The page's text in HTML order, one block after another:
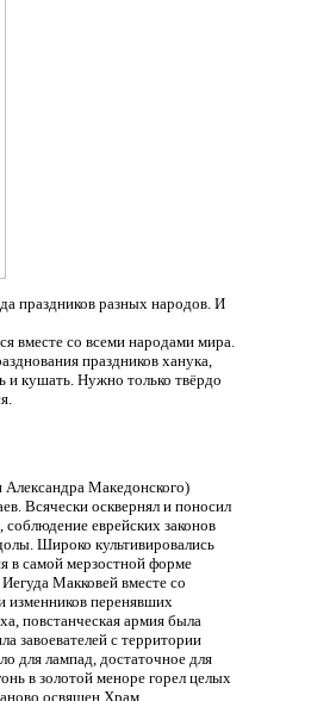
праздников разных народов. И
вместе со всеми народами мира.
праздников ханука,
и кушать. Нужно только твёрдо
Александра Македонского)
Всячески осквернял и поносил
еврейских законов
Широко культивировались
в самой мерзостной форме
Макковей вместе со
изменников перенявших
повстанческая армия была
завоевателей с территории
для лампад, достаточное для
в золотой меноре горел целых
освящен Храм.